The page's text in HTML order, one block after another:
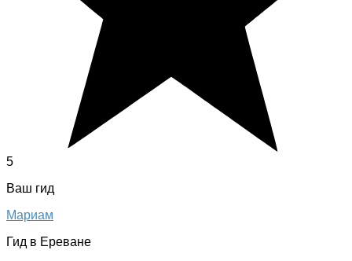
5
Ваш гид
Мариам
Гид в Ереване